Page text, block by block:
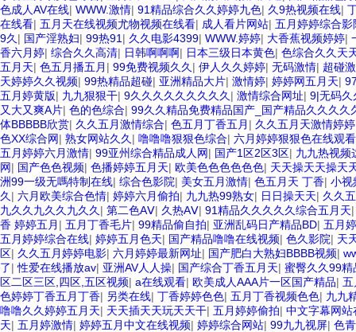
色成人AV在线| WWW.激情| 91精品综合久久婷婷九色| 久9热视频在线|
在线看| 五月天在线视频尤物视频在线看| 成人看片网站| 五月婷婷综合影
9久 | 国产淫熟妇| 99热91 | 久久电影4399| WWW.婷婷| 大香蕉视频婷婷|
香六月婷| 综合久久高清| 日韩啊啊啊| 日本三级日本黄色| 色综合久久天
五月天| 色五月播五月 | 99免费视频久久 | 伊人久久婷婷| 无码激情| 超碰
天婷婷久久视频| 99热精品超碰| 亚洲精品大片| 激情婷| 婷婷网五月天|
五月婷黄版| 九九狠狠干| 9久久久久久久久久久 | 激情综合网址| 9|无码久
又大又爽A片| 色的色综合| 99久久精品免费精品国产_国产精品久久久
体BBBBB欣赏| 久久五月激情综合| 色五月丁香五月 | 久久五月天激情婷婷
色XX综合网| 熟女网站久久 | 噜噜噜狠狠色综合| 六月婷婷狠狠色在线观看
五月婷婷六月激情| 99亚州综合精品成人网| 国产1区2区3区| 九九热视频
网| 国产色色视频| 色播婷婷五月天| 欧美色色色色色色| 天天操天天操天
洲99一级无嗎特制在线| 综合色影院| 美女五月激情| 色五月天 丁香| 小视
久 | 六月欧美综合色情| 婷婷六月偷拍| 九九热99熟女| 日日操天天| 久久
九久久九久久九久久 | 第二色AⅤ| 久热AⅤ| 91精品久久久久久综合五月天
香 婷婷五月 | 五月丁香毛片| 99精品偷自拍| 亚洲乱码日产精品BD| 五月
五月婷婷综合在线| 婷婷五月色天| 国产精品噜噜在线视频| 色久影院| 天
区| 久久五月婷婷电影| 六月婷婷最新网址| 国产肥白大熟妇BBBB视频|
了|性爱在线播放av| 亚洲AV人人操| 国产综合丁香五月天| 蜜臀久久99
区二区三区,四区,五区视频| a在线观看| 欧美成人AAA片一区国产精品| 五
色婷婷丁香五月丁香| 另类在线| 丁香婷婷色色| 五月丁香视频色色| 九九
噜噜久久婷婷五月天| 天天插天天玩天天干| 五月婷婷偷拍| 中文字幕网站
天| 五月婷激情| 婷婷五月中文在线视频| 婷婷综合网站| 99九九视屏| 色